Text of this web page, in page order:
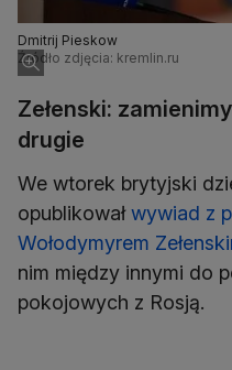
Dmitrij Pieskow
Źródło zdjęcia: kremlin.ru
Zełenski:
drugie
We wtorek brytyjski
opublikowałwywiad z
Wołodymyrem
nim między innymi do
pokojowych z Rosją.